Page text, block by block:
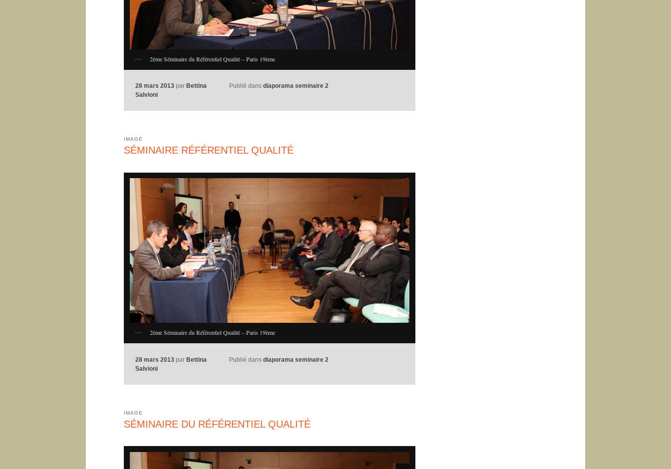
2ème Séminaire du Référentiel Qualité – Paris 19ème
28 mars 2013 par Bettina
Salvioni
Publié dans diaporama seminaire 2
SÉMINAIRE RÉFÉRENTIEL QUALITÉ
IMAGE
2ème Séminaire du Référentiel Qualité – Paris 19ème
28 mars 2013 parBettina
Salvioni
Publié dans diaporama seminaire 2
SÉMINAIRE DU RÉFÉRENTIEL QUALITÉ
IMAGE